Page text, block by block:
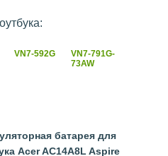
VN7-592G
VN7-791G-
73AW
батарея для
Acer AC14A8L Aspire